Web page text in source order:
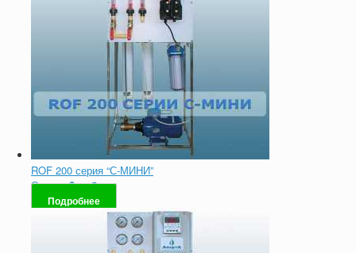
ROF 200 серия “С-МИНИ”
Оценка0из 5
Подробнее